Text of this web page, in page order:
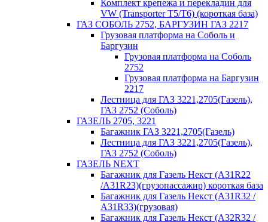
Комплект крепежа и перекладин для
VW (Transporter T5/T6) (короткая база)
ГАЗ СОБОЛЬ 2752, БАРГУЗИН ГАЗ 2217
Грузовая платформа на Соболь и
Баргузин
Грузовая платформа на Соболь
2752
Грузовая платформа на Баргузин
2217
Лестница для ГАЗ 3221,2705(Газель),
ГАЗ 2752 (Соболь)
ГАЗЕЛЬ 2705, 3221
Багажник ГАЗ 3221,2705(Газель)
Лестница для ГАЗ 3221,2705(Газель),
ГАЗ 2752 (Соболь)
ГАЗЕЛЬ NEXT
Багажник для Газель Некст (A31R22
/A31R23)(грузопассажир) короткая база
Багажник для Газель Некст (A31R32 /
A31R33)(грузовая)
Багажник для Газель Некст (A32R32 /